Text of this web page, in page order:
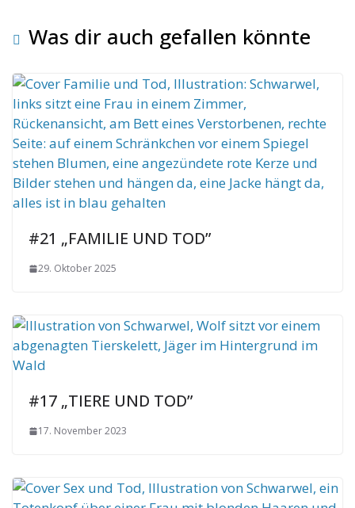
Was dir auch gefallen könnte
#21 „FAMILIE UND TOD”
29. Oktober 2025
#17 „TIERE UND TOD”
17. November 2023